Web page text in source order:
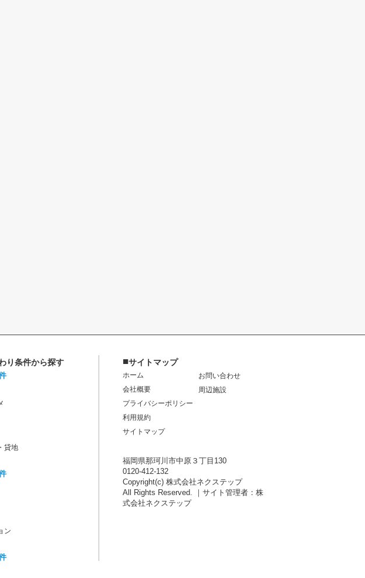
り条件から探す
貸地
ン
■サイトマップ
ホーム
会社概要
プライバシーポリシー
利用規約
サイトマップ
お問い合わせ
周辺施設
福岡県那珂川市中原３丁目130
0120-412-132
Copyright(c) 株式会社ネクステップ
All Rights Reserved. ｜サイト管理者：株
式会社ネクステップ